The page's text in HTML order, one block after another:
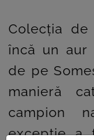
Colecția
încă un aur
de pe
manieră
campion
excepție a